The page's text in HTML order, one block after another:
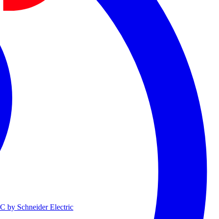
by Schneider Electric